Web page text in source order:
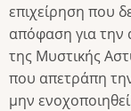
επιχείρηση που
απόφαση για την
της Μυστικής
που απετράπη
μην